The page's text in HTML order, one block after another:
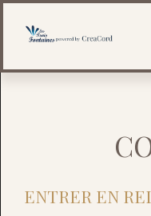
ENTRER EN